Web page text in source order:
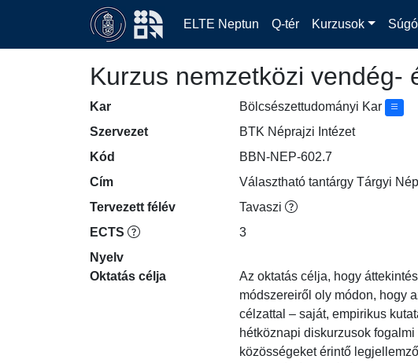
ELTE Neptun Q-tér Kurzusok Súgó
Kurzus nemzetközi vendég-
Kar
Bölcsészettudományi Kar
Szervezet
BTK Néprajzi Intézet
Kód
BBN-NEP-602.7
Cím
Választható tantárgy Tárgyi
Tervezett félév
Tavaszi
ECTS
3
Nyelv
Oktatás célja
Az oktatás célja, hogy
módszereiről oly módon, hogy
célzattal – saját, empirikus
hétköznapi diskurzusok
közösségeket érintő